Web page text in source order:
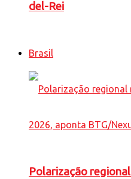
del-Rei
Brasil
Polarização